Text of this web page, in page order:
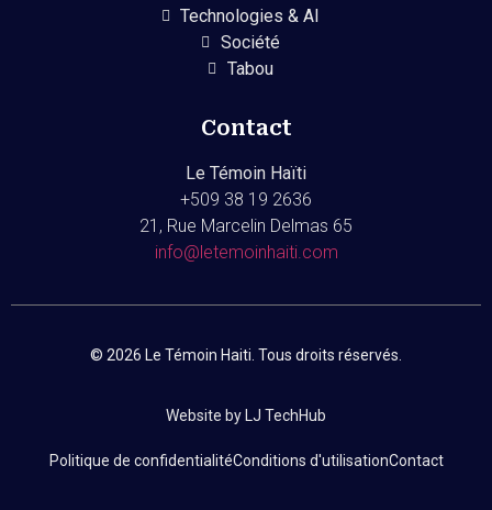
Technologies & AI
Société
Tabou
Contact
Le Témoin Haïti
+509 38 19 2636
21, Rue Marcelin Delmas 65
info@letemoinhaiti.com
© 2026 Le Témoin Haiti. Tous droits réservés.
Website by LJ TechHub
Politique de confidentialitéConditions d'utilisationContact